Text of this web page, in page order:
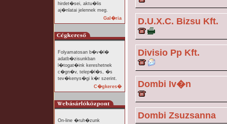
hirdet�sei, aktu�lis
aj�nlatai jelennek meg.
Gal�ria
Folyamatosan b�v�l�
adatb�zisunkban
l�togat�ink kereshetnek
c�gn�v, telep�l�s, �s
tev�kenys�gi k�r szerint.
C�gkeres�
On-line �ruh�zunk
D.U.X.C. Bizsu Kft.
Divisio Pp Kft.
Dombi Iv�n
Dombi Zsuzsanna